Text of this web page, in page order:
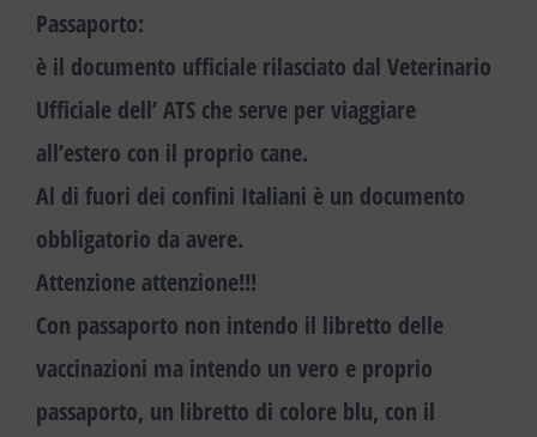
Passaporto:
è il documento ufficiale rilasciato dal Veterinario
Ufficiale dell’ ATS che serve per viaggiare
all’estero con il proprio cane.
Al di fuori dei confini Italiani è un documento
obbligatorio da avere.
Attenzione attenzione!!!
Con passaporto non intendo il libretto delle
vaccinazioni ma intendo un vero e proprio
passaporto, un libretto di colore blu, con il